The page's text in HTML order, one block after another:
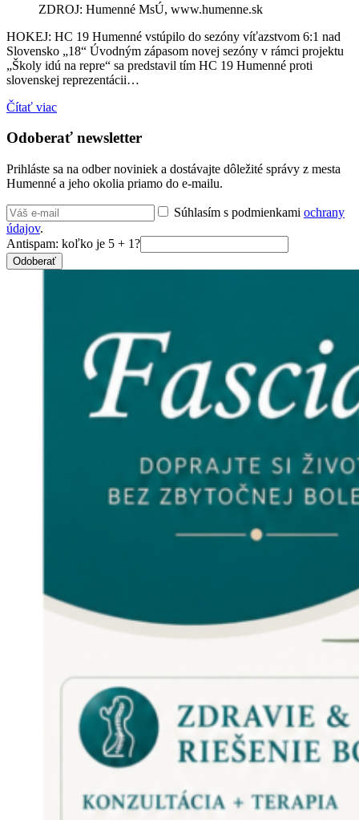
ZDROJ: Humenné MsÚ, www.humenne.sk
HOKEJ: HC 19 Humenné vstúpilo do sezóny víťazstvom 6:1 nad
Slovensko „18“ Úvodným zápasom novej sezóny v rámci projektu
„Školy idú na repre“ sa predstavil tím HC 19 Humenné proti
slovenskej reprezentácii…
Čítať viac
Odoberať newsletter
Prihláste sa na odber noviniek a dostávajte dôležité správy z mesta
Humenné a jeho okolia priamo do e-mailu.
Súhlasím s podmienkami ochrany
údajov.
Antispam: koľko je 5 + 1?
Odoberať